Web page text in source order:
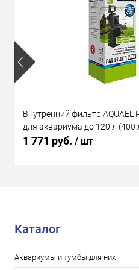
Внутренний фильтр AQUAEL
для аквариума до 120 л (400
1 771 руб. / шт
Каталог
Аквариумы и тумбы для них